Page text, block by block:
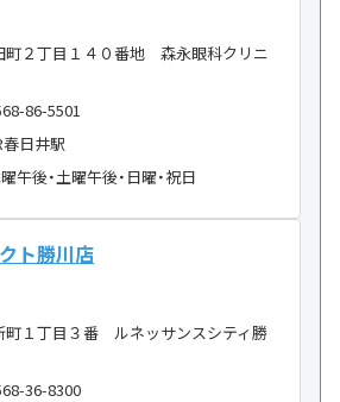
町２丁目１４０番地 森永眼科クリニ
86-5501
春日井駅
午後・土曜午後・日曜・祝日
ト勝川店
町１丁目３番 ルネッサンスシティ勝
36-8300